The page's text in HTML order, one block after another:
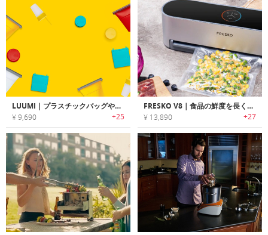
LUUMI｜プラスチックバッグやカップの替わりに繰り返し使用可能なシリコンバッグ/蓋「ルーミ」
¥ 9,690 +25
FRESKO V8｜食品の鮮度を長く保つハンズフリーバキュームシーラー「フレスコV8」
¥ 13,890 +27